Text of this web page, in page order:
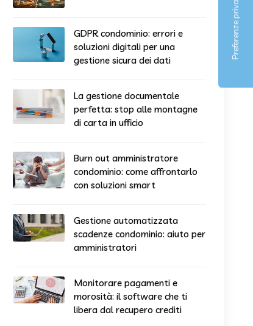
GDPR condominio: errori e
soluzioni digitali per una
gestione sicura dei dati
La gestione documentale
perfetta: stop alle montagne
di carta in ufficio
Burn out amministratore
condominio: come affrontarlo
con soluzioni smart
Gestione automatizzata
scadenze condominio: aiuto per
amministratori
Monitorare pagamenti e
morosità: il software che ti
libera dal recupero crediti